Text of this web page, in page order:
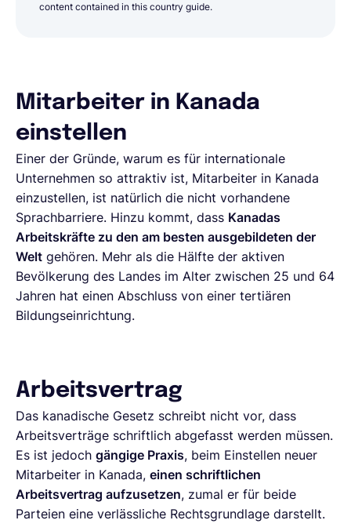
content contained in this country guide.
Mitarbeiter in Kanada
einstellen
Einer der Gründe, warum es für internationale
Unternehmen so attraktiv ist, Mitarbeiter in Kanada
einzustellen, ist natürlich die nicht vorhandene
Sprachbarriere. Hinzu kommt, dass Kanadas
Arbeitskräfte zu den am besten ausgebildeten der
Welt gehören. Mehr als die Hälfte der aktiven
Bevölkerung des Landes im Alter zwischen 25 und 64
Jahren hat einen Abschluss von einer tertiären
Bildungseinrichtung.
Arbeitsvertrag
Das kanadische Gesetz schreibt nicht vor, dass
Arbeitsverträge schriftlich abgefasst werden müssen.
Es ist jedoch gängige Praxis, beim Einstellen neuer
Mitarbeiter in Kanada, einen schriftlichen
Arbeitsvertrag aufzusetzen, zumal er für beide
Parteien eine verlässliche Rechtsgrundlage darstellt.